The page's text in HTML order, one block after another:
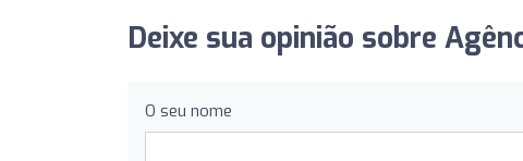
Deixe sua opinião sobre
O seu nome